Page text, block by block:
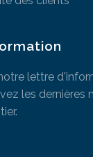
lettre
les dernières